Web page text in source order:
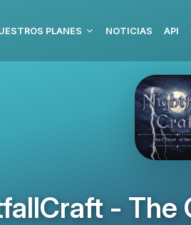
PLANES NOTICIAS API
- The